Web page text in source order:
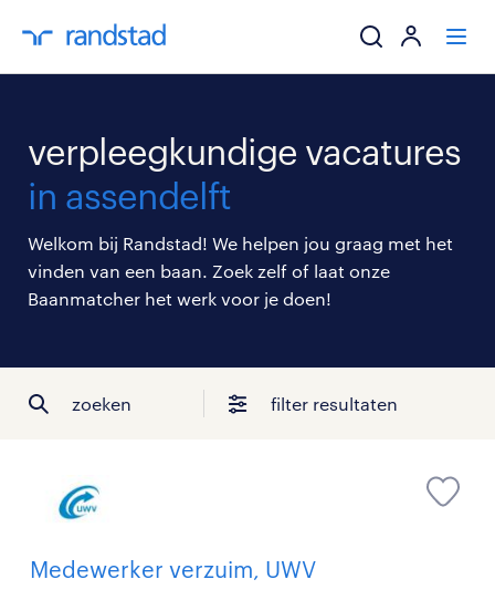
mijn carrière
over randstad
verpleegkundige vacatures
in assendelft
Welkom bij Randstad! We helpen jou graag met het
vinden van een baan. Zoek zelf of laat onze
Baanmatcher het werk voor je doen!
zoeken filter resultaten
Medewerker verzuim, UWV